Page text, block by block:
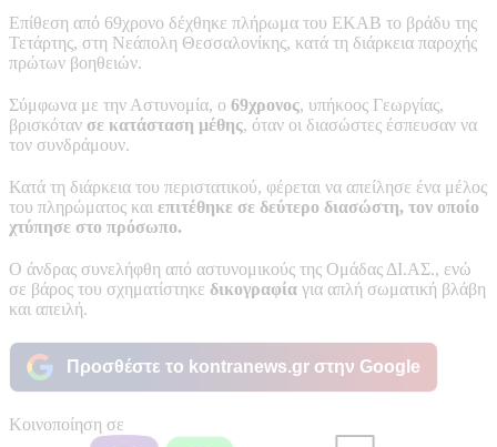
Επίθεση από 69χρονο δέχθηκε πλήρωμα του ΕΚΑΒ το βράδυ της
Τετάρτης, στη Νεάπολη Θεσσαλονίκης, κατά τη διάρκεια παροχής
πρώτων βοηθειών.
Σύμφωνα με την Αστυνομία, ο 69χρονος, υπήκοος Γεωργίας,
βρισκόταν σε κατάσταση μέθης, όταν οι διασώστες έσπευσαν να
τον συνδράμουν.
Κατά τη διάρκεια του περιστατικού, φέρεται να απείλησε ένα μέλος
του πληρώματος και επιτέθηκε σε δεύτερο διασώστη, τον οποίο
χτύπησε στο πρόσωπο.
Ο άνδρας συνελήφθη από αστυνομικούς της Ομάδας ΔΙ.ΑΣ., ενώ
σε βάρος του σχηματίστηκε δικογραφία για απλή σωματική βλάβη
και απειλή.
Προσθέστε το kontranews.gr στην Google
Κοινοποίηση σε